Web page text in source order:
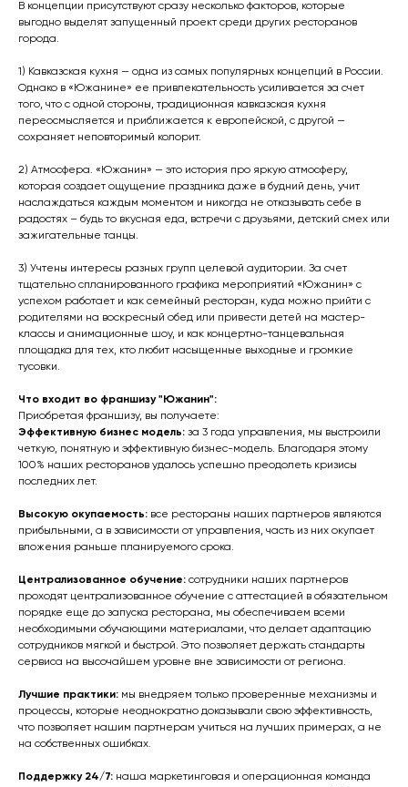
В концепции присутствуют сразу несколько факторов, которые
выгодно выделят запущенный проект среди других ресторанов
города.
1) Кавказская кухня — одна из самых популярных концепций в России.
Однако в «Южанине» ее привлекательность усиливается за счет
того, что с одной стороны, традиционная кавказская кухня
переосмысляется и приближается к европейской, с другой —
сохраняет неповторимый колорит.
2) Атмосфера. «Южанин» — это история про яркую атмосферу,
которая создает ощущение праздника даже в будний день, учит
наслаждаться каждым моментом и никогда не отказывать себе в
радостях – будь то вкусная еда, встречи с друзьями, детский смех или
зажигательные танцы.
3) Учтены интересы разных групп целевой аудитории. За счет
тщательно спланированного графика мероприятий «Южанин» с
успехом работает и как семейный ресторан, куда можно прийти с
родителями на воскресный обед или привести детей на мастер-
классы и анимационные шоу, и как концертно-танцевальная
площадка для тех, кто любит насыщенные выходные и громкие
тусовки.
Что входит во франшизу "Южанин":
Приобретая франшизу, вы получаете:
Эффективную бизнес модель: за 3 года управления, мы выстроили
четкую, понятную и эффективную бизнес-модель. Благодаря этому
100% наших ресторанов удалось успешно преодолеть кризисы
последних лет.
Высокую окупаемость: все рестораны наших партнеров являются
прибыльными, а в зависимости от управления, часть из них окупает
вложения раньше планируемого срока.
Централизованное обучение: сотрудники наших партнеров
проходят централизованное обучение с аттестацией в обязательном
порядке еще до запуска ресторана, мы обеспечиваем всеми
необходимыми обучающими материалами, что делает адаптацию
сотрудников мягкой и быстрой. Это позволяет держать стандарты
сервиса на высочайшем уровне вне зависимости от региона.
Лучшие практики: мы внедряем только проверенные механизмы и
процессы, которые неоднократно доказывали свою эффективность,
что позволяет нашим партнерам учиться на лучших примерах, а не
на собственных ошибках.
Поддержку 24/7: наша маркетинговая и операционная команда